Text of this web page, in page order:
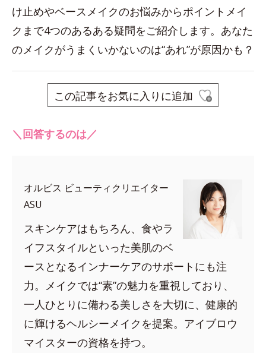
け止めやベースメイクのお悩みからポイントメイ
クまで4つのあるある疑問をご紹介します。あなた
のメイクがうまくいかないのは“あれ”が原因かも？
この記事をお気に入りに追加
＼回答するのは／
オルビス ビューティクリエイター
ASU
スキンケアはもちろん、食やラ
イフスタイルといった美肌のベ
ースとなるインナーケアのサポートにも注
力。メイクでは“素”の魅力を重視しており、
一人ひとりに備わる美しさを大切に、健康的
に輝けるヘルシーメイクを提案。アイブロウ
マイスターの資格を持つ。